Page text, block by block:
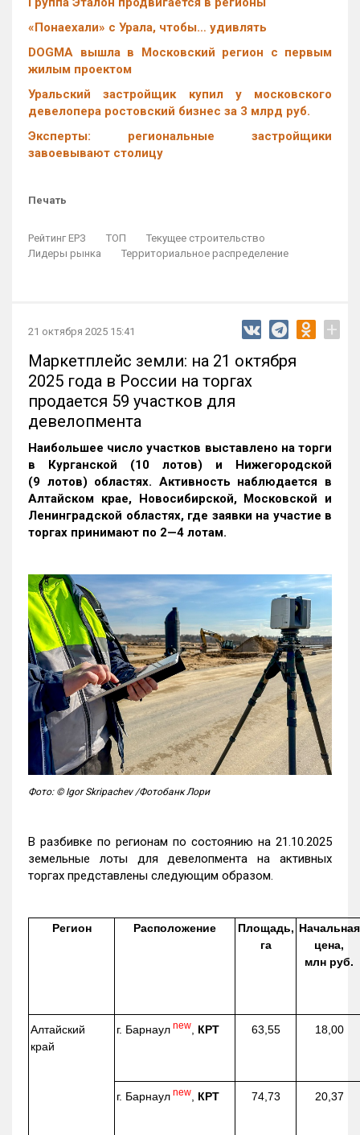
«Понаехали» с Урала, чтобы… удивлять
DOGMA вышла в Московский регион с первым
жилым проектом
Уральский застройщик купил у московского
девелопера ростовский бизнес за 3 млрд руб.
Эксперты: региональные застройщики
завоевывают столицу
Печать
Рейтинг ЕРЗ ТОП
Текущее строительство
Лидеры рынка
Территориальное распределение
21 октября 2025 15:41 +
Маркетплейс земли: на 21 октября
2025 года в России на торгах
продается 59 участков для
девелопмента
Наибольшее число участков выставлено на торги
в Курганской (10 лотов) и Нижегородской
(9 лотов) областях. Активность наблюдается в
Алтайском крае, Новосибирской, Московской и
Ленинградской областях, где заявки на участие в
торгах принимают по 2—4 лотам.
Фото: © Igor Skripachev /Фотобанк Лори
В разбивке по регионам по состоянию на 21.10.2025
земельные лоты для девелопмента на активных
торгах представлены следующим образом.
Регион Расположение
Площадь,
га
Начальная
цена,
млн руб.
Алтайский
край
г. Барнаул new КРТ 63,55 18,00
г. Барнаул new КРТ 74,73 20,37